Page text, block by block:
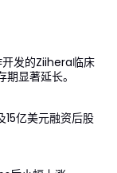
发的Ziihera临床
显著延长。
亿美元融资后股